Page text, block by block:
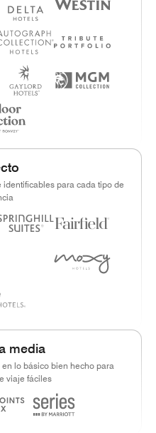
para cada tipo de
media
lo básico bien hecho para
viaje fáciles